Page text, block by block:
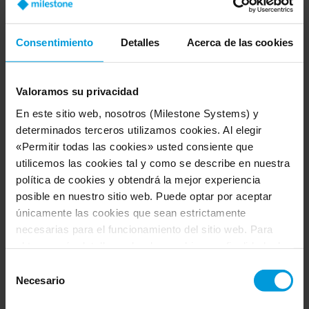
Consentimiento Detalles Acerca de las cookies
Valoramos su privacidad
En este sitio web, nosotros (Milestone Systems) y
determinados terceros utilizamos cookies. Al elegir
«Permitir todas las cookies» usted consiente que
utilicemos las cookies tal y como se describe en nuestra
política de cookies y obtendrá la mejor experiencia
posible en nuestro sitio web. Puede optar por aceptar
únicamente las cookies que sean estrictamente
necesarias para el funcionamiento del sitio web. Para
Respecto a las cookies, su consentimiento se aplica al
milestonesys.com junto con los subdominios
Necesario
ubicación centralizada. No se trata solo de prestar
atención a varias salas, lugares o manzanas de una
ciudad, sino que una estación de control central debe ser
recopilado y movilizar a las personas adecuadas cuando